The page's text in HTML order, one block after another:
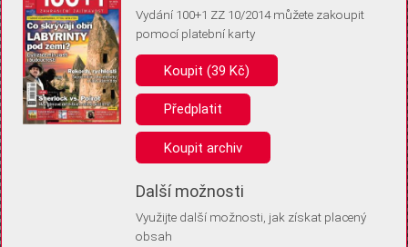
Pro základní fungování webu nepotřebujeme ukládat žádné informace
(tzv. cookies apod.). Rádi bychom vás ale požádali o souhlas s
uložením volitelných informací:
Anonymní unikátní ID
Díky němu příště poznáme, že se jedná o stejné zařízení, a
Identifikátor je zcela anonymní.
Vaše souhlasy a odmítnutí si ukládáme do vašeho zařízení, abychom se
vás už příště znovu neptali. Můžete je kdykoli později upravit ve Správě
Vydání 100+1 ZZ 10/2014 můžete zakoupit
pomocí platební karty
Koupit (39 Kč)
Předplatit
Koupit archiv
Další možnosti
Využijte další možnosti, jak získat placený
obsah